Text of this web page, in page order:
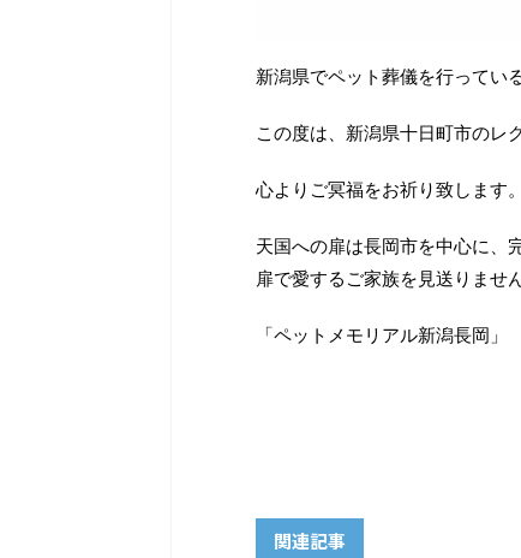
新潟県でペット葬儀を行ってい
この度は、新潟県十日町市のレ
心よりご冥福をお祈り致します。
天国への扉は長岡市を中心に、
扉で愛するご家族を見送りませ
「ペットメモリアル新潟長岡」
関連記事